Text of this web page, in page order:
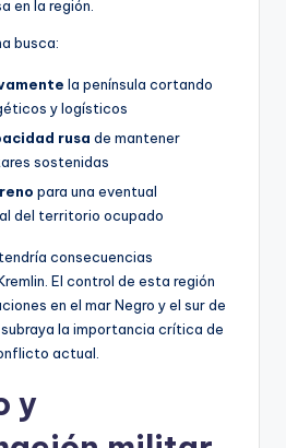
en la región.
busca:
la península cortando
y logísticos
rusa de mantener
sostenidas
para una eventual
del territorio ocupado
consecuencias
El control de esta región
en el mar Negro y el sur de
la importancia crítica de
actual.
y